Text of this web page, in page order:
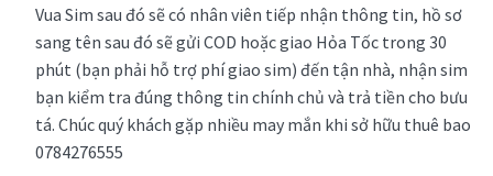
Vua Sim sau đó sẽ có nhân viên tiếp nhận thông tin, hồ sơ
sang tên sau đó sẽ gửi COD hoặc giao Hỏa Tốc trong 30
phút (bạn phải hỗ trợ phí giao sim) đến tận nhà, nhận sim
bạn kiểm tra đúng thông tin chính chủ và trả tiền cho bưu
tá. Chúc quý khách gặp nhiều may mắn khi sở hữu thuê bao
0784276555